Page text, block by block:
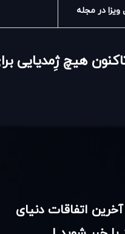
ویزا در مجله
هیچ ژِمدیایی
اتفاقات دنیای